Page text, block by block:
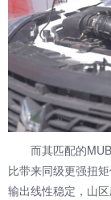
而其匹配的
比带来同级更强扭
输出线性稳定，山